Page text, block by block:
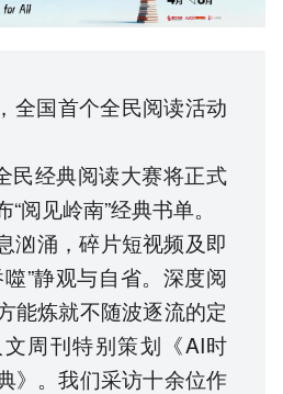
全国首个全民阅读活动
民经典阅读大赛将正式
阅见岭南”经典书单。
汹涌，碎片短视频及即
”静观与自省。深度阅
能炼就不随波逐流的定
周刊特别策划《AI时
》。我们采访十余位作